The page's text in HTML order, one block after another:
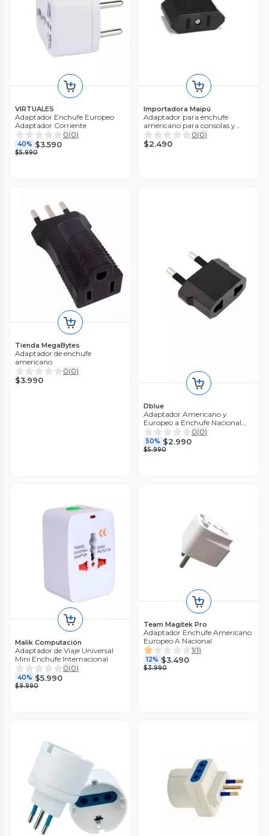
VIRTUALES
Adaptador Enchufe Europeo
Adaptador Corriente
0(0)
40% $3.590
$5.990
Importadora Maipú
Adaptador para enchufe
americano para consolas y
otros aparatos0(0)
$2.490
Tienda MegaBytes
Adaptador de enchufe
americano
0(0)
$3.990
Dblue
Adaptador Americano y
Europeo a Enchufe Nacional
10A 2500W
0(0)
50% $2.990
$5.990
Malik Computación
Adaptador de Viaje Universal
Mini Enchufe Internacional
0(0)
40% $5.990
$9.990
Team Magitek Pro
Adaptador Enchufe Americano
Europeo A Nacional
1(1)
12% $3.490
$3.990